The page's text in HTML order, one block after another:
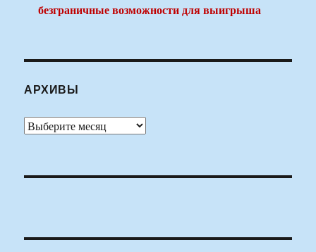
безграничные возможности для выигрыша
АРХИВЫ
Архивы